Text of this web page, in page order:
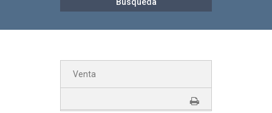
Venta